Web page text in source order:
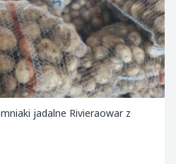
jadalne Rivieraowar z